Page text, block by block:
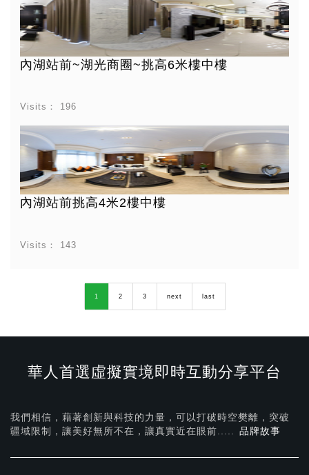
內湖站前~湖光商圈~挑高6米樓中樓
Visits： 196
內湖站前挑高4米2樓中樓
Visits： 143
1 2 3 next last
華人首選虛擬實境即時互動分享平台
我們相信，藉著創新與科技的力量，可以打破時空樊離，突破
疆域限制，讓美好無所不在， 讓真實近在眼前..... 品牌故事